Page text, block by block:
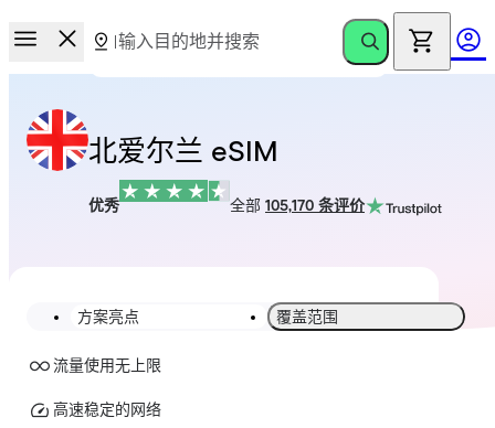
北爱尔兰 eSIM
优秀 全部 105,170 条评价
方案亮点 覆盖范围
流量使用无上限
高速稳定的网络